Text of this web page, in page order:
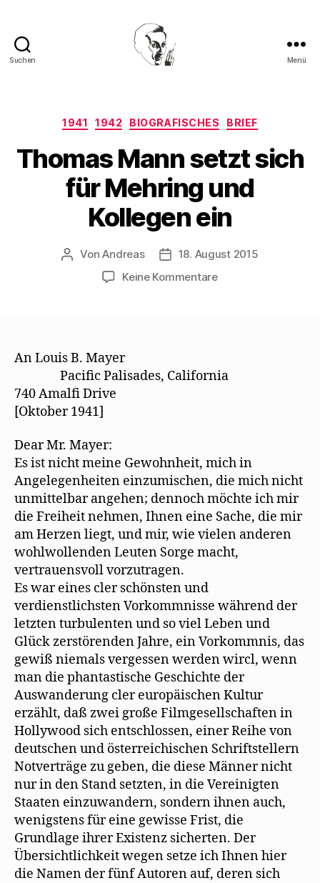
Suchen Menü
Kategorien
1941 1942 BIOGRAFISCHES BRIEF
Thomas Mann setzt sich
für Mehring und
Kollegen ein
Beitragsautor
VonAndreas Beitragsdatum
18. August 2015
Keine Kommentarezu
Mehring
An Louis B. Mayer
Pacific Palisades, California
740 Amalﬁ Drive
[Oktober 1941]
Dear Mr. Mayer:
Es ist nicht meine Gewohnheit, mich in
Angelegenheiten einzumischen, die mich nicht
unmittelbar angehen; dennoch möchte ich mir
die Freiheit nehmen, Ihnen eine Sache, die mir
am Herzen liegt, und mir, wie vielen anderen
wohlwollenden Leuten Sorge macht,
vertrauensvoll vorzutragen.
Es war eines cler schönsten und
verdienstlichsten Vorkommnisse während der
letzten turbulenten und so viel Leben und
Glück zerstörenden Jahre, ein Vorkommnis, das
gewiß niemals vergessen werden wircl, wenn
man die phantastische Geschichte der
Auswanderung cler europäischen Kultur
erzählt, daß zwei große Filmgesellschaften in
Hollywood sich entschlossen, einer Reihe von
deutschen und österreichischen Schriftstellern
Notverträge zu geben, die diese Männer nicht
nur in den Stand setzten, in die Vereinigten
Staaten einzuwandern, sondern ihnen auch,
wenigstens für eine gewisse Frist, die
Grundlage ihrer Existenz sicherten. Der
Übersichtlichkeit wegen setze ich Ihnen hier
die Namen der fünf Autoren auf, deren sich